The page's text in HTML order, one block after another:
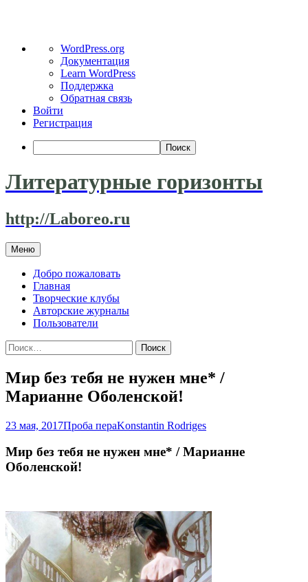
WordPress
WordPress.org
Документация
Learn WordPress
Поддержка
Обратная связь
Войти
Регистрация
Поиск
Литературные горизонты
http://Laboreo.ru
Меню Перейти
к
содержимому
Добро пожаловать
Главная
Творческие клубы
Авторские журналы
Пользователи
Найти:
Мир без тебя не нужен мне* /
Марианне Оболенской!
23 мая, 2017Проба пераKonstantin Rodriges
Мир без тебя не нужен мне* / Марианне
Оболенской!